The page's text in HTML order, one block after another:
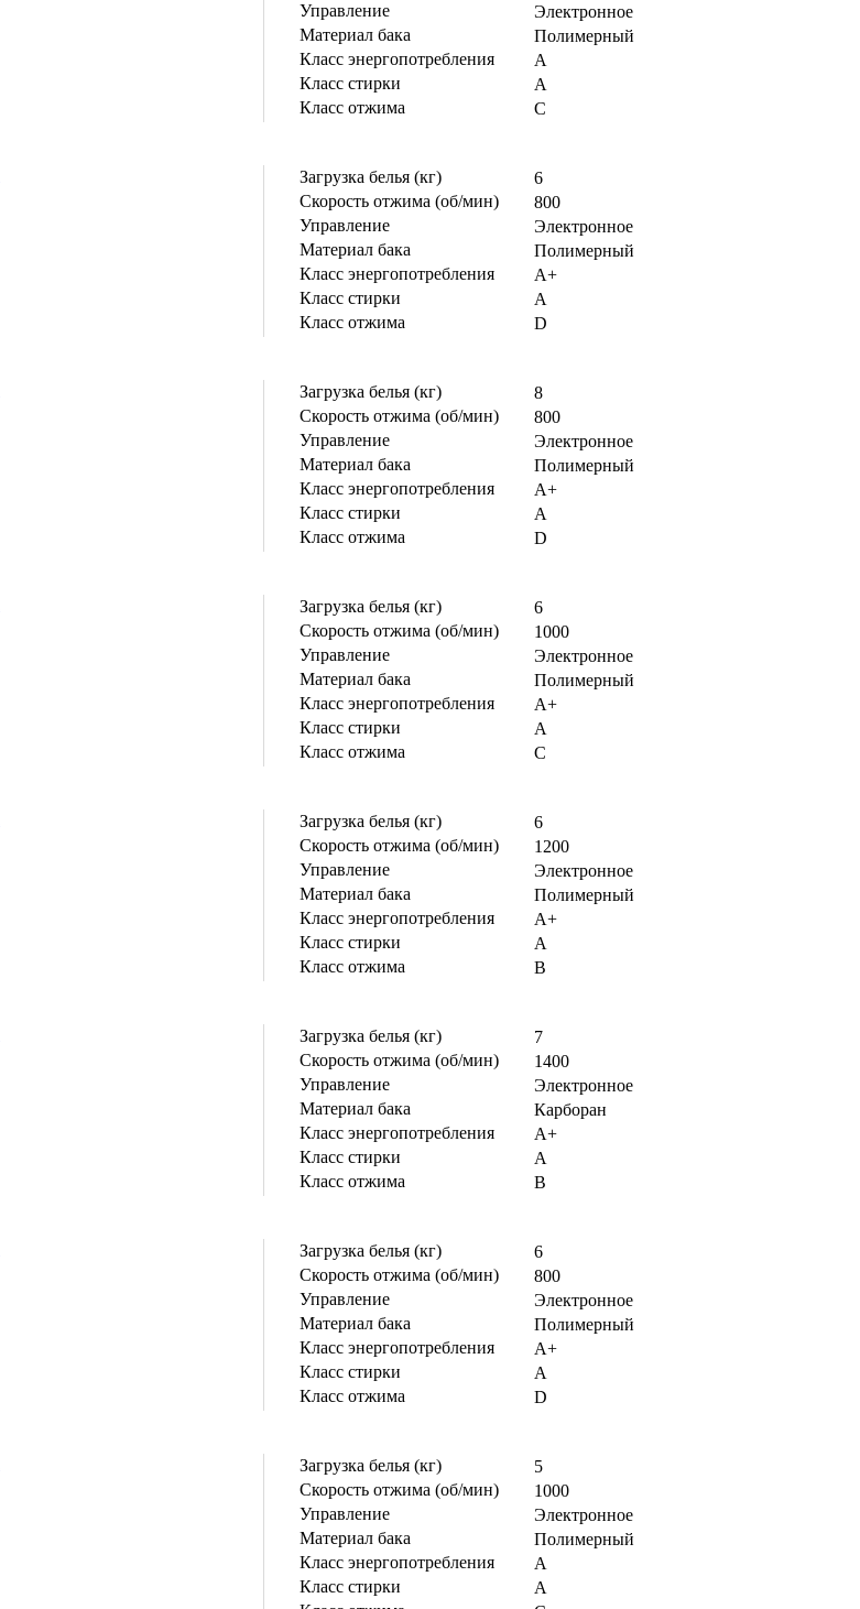
Управление
Электронное
Материал бака
Полимерный
Класс энергопотребления
А
Класс стирки
А
Класс отжима
С
Загрузка белья (кг)
6
Скорость отжима (об/мин)
800
Управление
Электронное
Материал бака
Полимерный
Класс энергопотребления
А+
Класс стирки
А
Класс отжима
D
Загрузка белья (кг)
8
Скорость отжима (об/мин)
800
Управление
Электронное
Материал бака
Полимерный
Класс энергопотребления
А+
Класс стирки
А
Класс отжима
D
Загрузка белья (кг)
6
Скорость отжима (об/мин)
1000
Управление
Электронное
Материал бака
Полимерный
Класс энергопотребления
A+
Класс стирки
A
Класс отжима
C
Загрузка белья (кг)
6
Скорость отжима (об/мин)
1200
Управление
Электронное
Материал бака
Полимерный
Класс энергопотребления
A+
Класс стирки
A
Класс отжима
B
Загрузка белья (кг)
7
Скорость отжима (об/мин)
1400
Управление
Электронное
Материал бака
Карборан
Класс энергопотребления
А+
Класс стирки
А
Класс отжима
В
Загрузка белья (кг)
6
Скорость отжима (об/мин)
800
Управление
Электронное
Материал бака
Полимерный
Класс энергопотребления
A+
Класс стирки
A
Класс отжима
D
Загрузка белья (кг)
5
Скорость отжима (об/мин)
1000
Управление
Электронное
Материал бака
Полимерный
Класс энергопотребления
A
Класс стирки
A